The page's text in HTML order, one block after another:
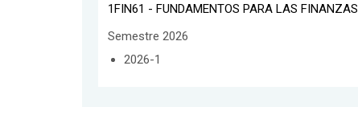
1FIN61 - FUNDAMENTOS PARA LAS FINANZAS
Semestre 2026
2026-1